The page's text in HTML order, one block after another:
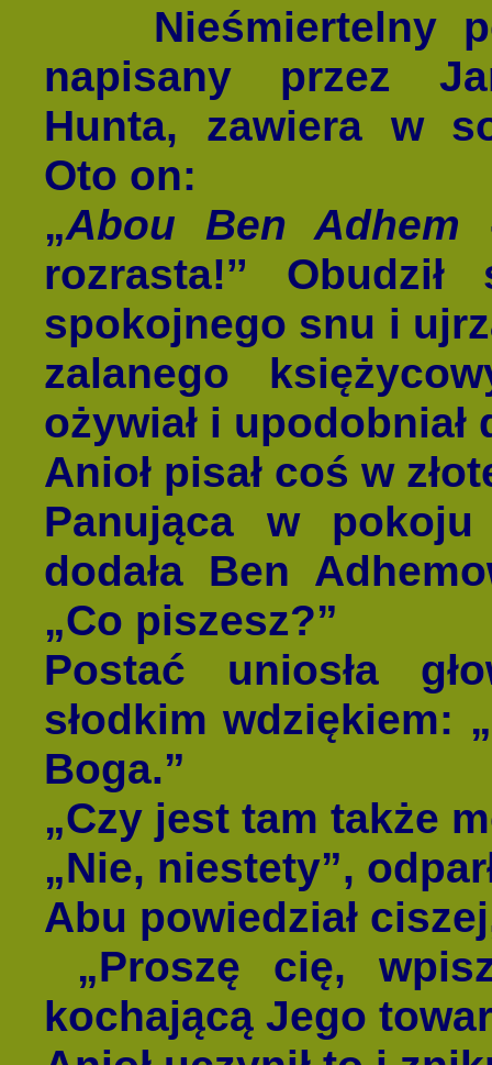
Nieśmiertelny
napisany przez
Hunta, zawiera w
Oto on:
„Abou Ben Adhem
rozrasta!ˮ
spokojnego snu i
zalanego
ożywiał i
Anioł pisał coś w
Panująca w pokoju
dodała Ben
„Co piszesz?”
Postać uniosła
słodkim wdziękiem:
Boga.”
„Czy jest tam także
„Nie, niestety”,
Abu powiedział
„Proszę cię,
kochającą Jego